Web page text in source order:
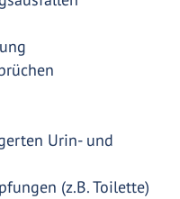
Urin- und
(z.B. Toilette)